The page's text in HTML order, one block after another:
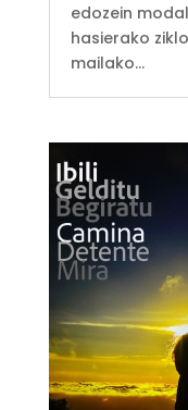
edozein
hasierako
mailako...